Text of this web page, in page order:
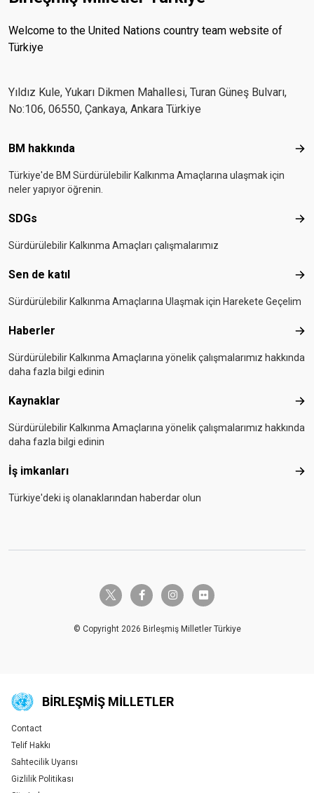
Welcome to the United Nations country team website of
Türkiye
Yıldız Kule, Yukarı Dikmen Mahallesi, Turan Güneş Bulvarı,
No:106, 06550, Çankaya, Ankara Türkiye
Footer menu
BM hakkında BM
Türkiye'de BM Sürdürülebilir Kalkınma Amaçlarına ulaşmak için
neler yapıyor öğrenin.
SDGs
Sürdürülebilir Kalkınma Amaçları çalışmalarımız
Sen de katıl
Sürdürülebilir Kalkınma Amaçlarına Ulaşmak için Harekete Geçelim
Haberler
Sürdürülebilir Kalkınma Amaçlarına yönelik çalışmalarımız hakkında
daha fazla bilgi edinin
Kaynaklar
Sürdürülebilir Kalkınma Amaçlarına yönelik çalışmalarımız hakkında
daha fazla bilgi edinin
İş imkanları İş
Türkiye'deki iş olanaklarından haberdar olun
twitter-x facebook-finstagramflickr
© Copyright 2026 Birleşmiş Milletler Türkiye
BIRLEŞMIŞ MILLETLER
Global U.N. menu
Contact
Telif Hakkı
Sahtecilik Uyarısı
Gizlilik Politikası